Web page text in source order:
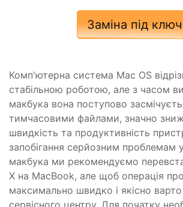
Заміна під ключ
Комп'ютерна система Mac OS
стабільною роботою, але з часом
макбука вона поступово
тимчасовими файлами, значно
швидкість та продуктивність
запобігання серйозним проблемам
макбука ми рекомендуємо
X на MacBook, але щоб операція
максимально швидко і якісно
сервісного центру. Для початку